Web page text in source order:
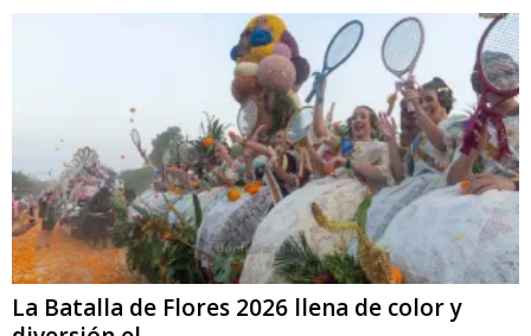
La Batalla de Flores 2026 llena de color y